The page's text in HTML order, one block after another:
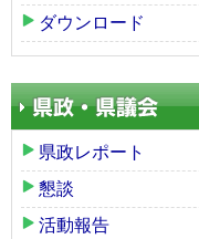
ダウンロード
県政レポート
懇談
活動報告